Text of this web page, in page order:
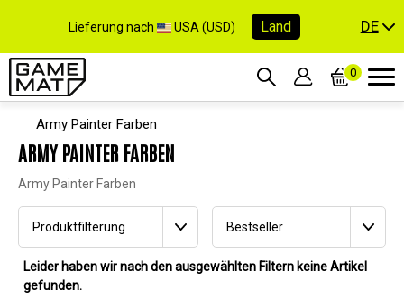
Lieferung nach USA (USD) Land DE
0
Army Painter Farben
ARMY PAINTER FARBEN
Army Painter Farben
Produktfilterung Bestseller
Leider haben wir nach den ausgewählten Filtern keine Artikel
gefunden.